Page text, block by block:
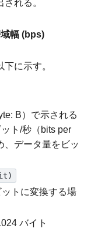
れる。
幅 (bps)
に示す。
B）で示される
ト/秒（bits per
、データ量をビッ
トに変換する場
バイト